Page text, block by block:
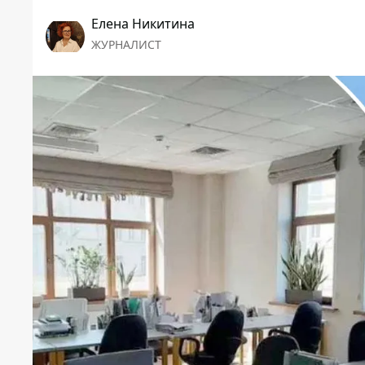
Елена Никитина
ЖУРНАЛИСТ